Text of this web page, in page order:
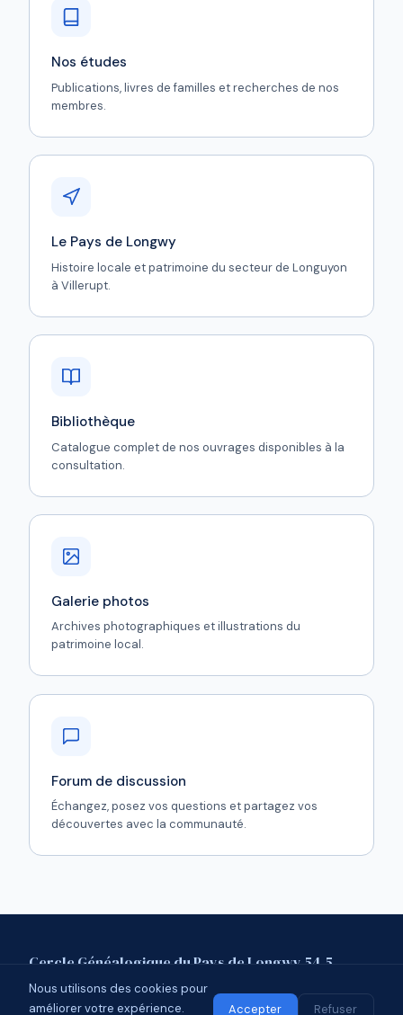
Nos études
Publications, livres de familles et recherches de nos
membres.
Le Pays de Longwy
Histoire locale et patrimoine du secteur de Longuyon
à Villerupt.
Bibliothèque
Catalogue complet de nos ouvrages disponibles à la
consultation.
Galerie photos
Archives photographiques et illustrations du
patrimoine local.
Forum de discussion
Échangez, posez vos questions et partagez vos
découvertes avec la communauté.
Cercle Généalogique du Pays de Longwy 54.5
Mentions légalesContactForum
© 2026 CGPL 54.5 · Affilié à l'UCGL
Nous utilisons des cookies pour
améliorer votre expérience.
Accepter Refuser